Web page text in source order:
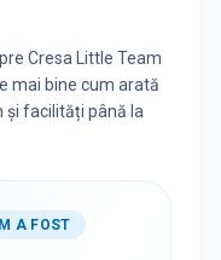
Cresa Little Team
mai bine cum arată
și facilități până la
A FOST